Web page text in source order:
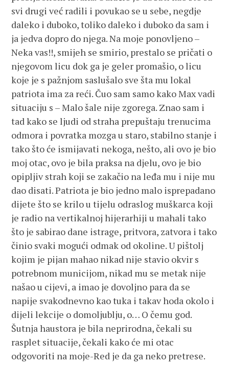
svi drugi već radili i povukao se u sebe, negdje
daleko i duboko, toliko daleko i duboko da sam i
ja jedva dopro do njega. Na moje ponovljeno –
Neka vas!!, smijeh se smirio, prestalo se pričati o
njegovom licu dok ga je geler promašio, o licu
koje je s pažnjom saslušalo sve šta mu lokal
patriota ima za reći. Čuo sam samo kako Max vadi
situaciju s – Malo šale nije zgorega. Znao sam i
tad kako se ljudi od straha prepuštaju trenucima
odmora i povratka mozga u staro, stabilno stanje i
tako što će ismijavati nekoga, nešto, ali ovo je bio
moj otac, ovo je bila praksa na djelu, ovo je bio
opipljiv strah koji se zakačio na leđa mu i nije mu
dao disati. Patriota je bio jedno malo isprepadano
dijete što se krilo u tijelu odraslog muškarca koji
je radio na vertikalnoj hijerarhiji u mahali tako
što je sabirao dane istrage, pritvora, zatvora i tako
činio svaki mogući odmak od okoline. U pištolj
kojim je pijan mahao nikad nije stavio okvir s
potrebnom municijom, nikad mu se metak nije
našao u cijevi, a imao je dovoljno para da se
napije svakodnevno kao tuka i takav hoda okolo i
dijeli lekcije o domoljublju, o… O čemu god.
Šutnja haustora je bila neprirodna, čekali su
rasplet situacije, čekali kako će mi otac
odgovoriti na moje-Red je da ga neko pretrese.